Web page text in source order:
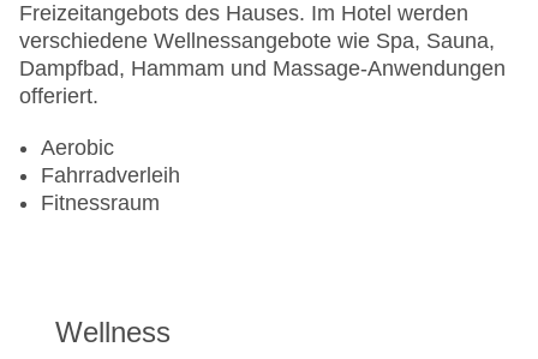
Freizeitangebots des Hauses. Im Hotel werden
verschiedene Wellnessangebote wie Spa, Sauna,
Dampfbad, Hammam und Massage-Anwendungen
offeriert.
Aerobic
Fahrradverleih
Fitnessraum
Wellness